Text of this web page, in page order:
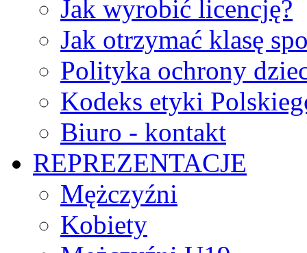
Jak wyrobić licencję?
Jak otrzymać klasę
Polityka ochrony
Kodeks etyki
Biuro - kontakt
REPREZENTACJE
Mężczyźni
Kobiety